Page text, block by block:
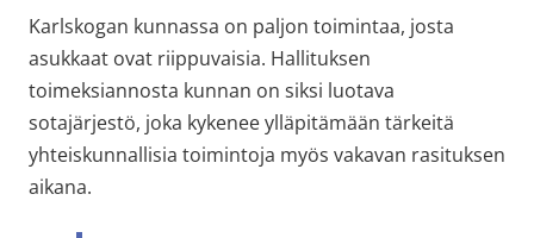
Karlskogan kunnassa on paljon toimintaa, josta
asukkaat ovat riippuvaisia. Hallituksen
toimeksiannosta kunnan on siksi luotava
sotajärjestö, joka kykenee ylläpitämään tärkeitä
yhteiskunnallisia toimintoja myös vakavan rasituksen
aikana.